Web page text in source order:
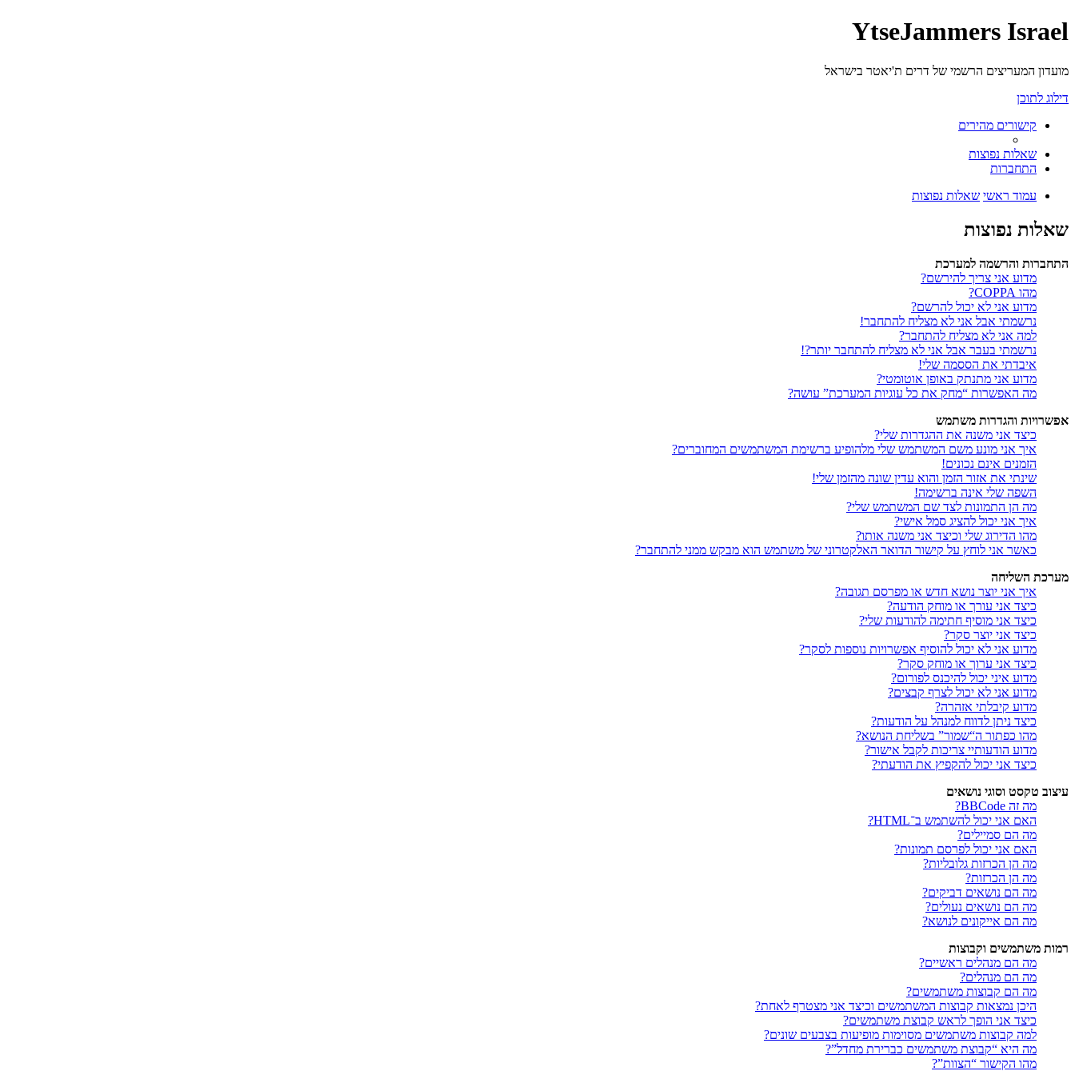
YtseJammers Israel
מועדון המעריצים הרשמי של דרים ת'יאטר בישראל
דילוג לתוכן
קישורים מהירים
שאלות נפוצות
התחברות
עמוד ראשי שאלות נפוצות
שאלות נפוצות
התחברות והרשמה למערכת
מדוע אני צריך להירשם?
מהו COPPA?
מדוע אני לא יכול להרשם?
נרשמתי אבל אני לא מצליח להתחבר!
למה אני לא מצליח להתחבר?
נרשמתי בעבר אבל אני לא מצליח להתחבר יותר?!
איבדתי את הססמה שלי!
מדוע אני מתנתק באופן אוטומטי?
מה האפשרות “מחק את כל עוגיות המערכת” עושה?
אפשרויות והגדרות משתמש
כיצד אני משנה את ההגדרות שלי?
איך אני מונע משם המשתמש שלי מלהופיע ברשימת המשתמשים המחוברים?
הזמנים אינם נכונים!
שינתי את אזור הזמן והוא עדין שונה מהזמן שלי!
השפה שלי אינה ברשימה!
מה הן התמונות לצד שם המשתמש שלי?
איך אני יכול להציג סמל אישי?
מהו הדירוג שלי וכיצד אני משנה אותו?
כאשר אני לוחץ על קישור הדואר האלקטרוני של משתמש הוא מבקש ממני להתחבר?
מערכת השליחה
איך אני יוצר נושא חדש או מפרסם תגובה?
כיצד אני עורך או מוחק הודעה?
כיצד אני מוסיף חתימה להודעות שלי?
כיצד אני יוצר סקר?
מדוע אני לא יכול להוסיף אפשרויות נוספות לסקר?
כיצד אני ערוך או מוחק סקר?
מדוע איני יכול להיכנס לפורום?
מדוע אני לא יכול לצרף קבצים?
מדוע קיבלתי אזהרה?
כיצד ניתן לדווח למנהל על הודעות?
מהו כפתור ה“שמור” בשליחת הנושא?
מדוע הודעותיי צריכות לקבל אישור?
כיצד אני יכול להקפיץ את הודעתי?
עיצוב טקסט וסוגי נושאים
מה זה BBCode?
האם אני יכול להשתמש ב־HTML?
מה הם סמיילים?
האם אני יכול לפרסם תמונות?
מה הן הכרזות גלובליות?
מה הן הכרזות?
מה הם נושאים דביקים?
מה הם נושאים נעולים?
מה הם אייקונים לנושא?
רמות משתמשים וקבוצות
מה הם מנהלים ראשיים?
מה הם מנהלים?
מה הם קבוצות משתמשים?
היכן נמצאות קבוצות המשתמשים וכיצד אני מצטרף לאחת?
כיצד אני הופך לראש קבוצת משתמשים?
למה קבוצות משתמשים מסוימות מופיעות בצבעים שונים?
מה היא “קבוצת משתמשים כברירת מחדל”?
מהו הקישור “הצוות”?